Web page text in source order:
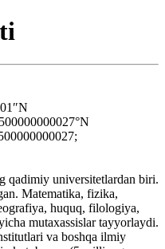
qadimiy universitetlardan biri.
Matematika, fizika,
huquq, filologiya,
mutaxassislar tayyorlaydi.
va boshqa ilmiy